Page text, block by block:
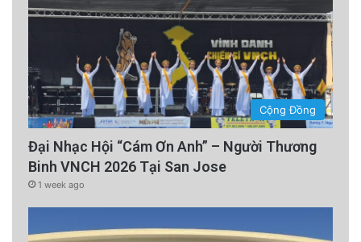
Cộng Đồng
Đại Nhạc Hội “Cám Ơn Anh” – Người Thương
Binh VNCH 2026 Tại San Jose
1 week ago